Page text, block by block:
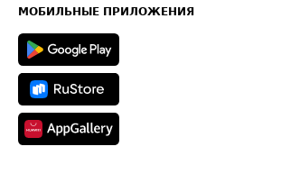
Техническая информация
МОБИЛЬНЫЕ ПРИЛОЖЕНИЯ